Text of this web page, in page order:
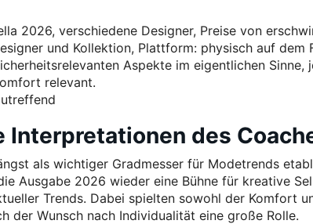
2026, verschiedene Designer, Preise von
und Kollektion, Plattform: physisch auf dem
Aspekte im eigentlichen
relevant.
Interpretationen des
als wichtiger Gradmesser für Modetrends
Ausgabe 2026 wieder eine Bühne für kreative
Trends. Dabei spielten sowohl der Komfort
der Wunsch nach Individualität eine große Rolle.